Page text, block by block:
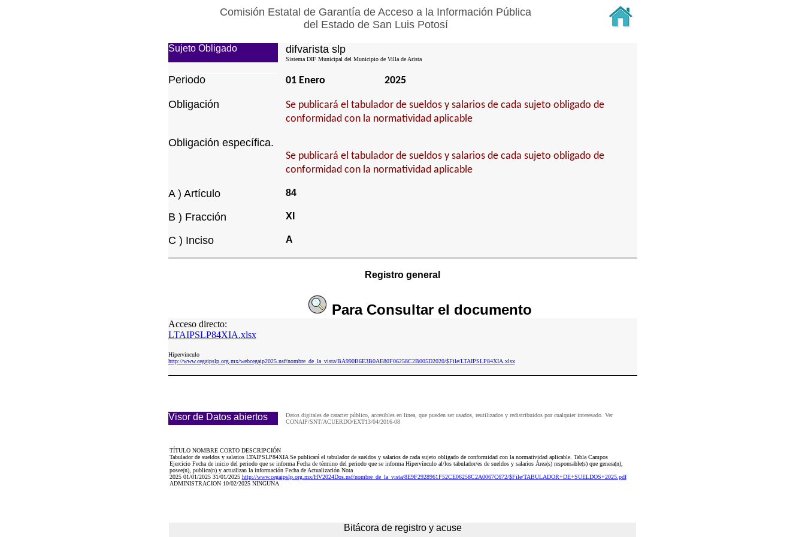
Comisión Estatal de Garantía de Acceso a la Información Pública
del Estado de San Luis Potosí
Sujeto Obligado difvarista slp
Sistema DIF Municipal del Municipio de Villa de Arista
Periodo 01 Enero 2025
Obligación
Se publicará el tabulador de sueldos y salarios de cada sujeto obligado de
conformidad con la normatividad aplicable
Obligación específica.
Se publicará el tabulador de sueldos y salarios de cada sujeto obligado de
conformidad con la normatividad aplicable
A ) Artículo 84
B ) Fracción XI
C ) Inciso A
Registro general
Para Consultarel documento
Acceso directo:
LTAIPSLP84XIA.xlsx
Hipervinculo
http://www.cegaipslp.org.mx/webcegaip2025.nsf/nombre_de_la_vista/BA990B6E3B0AE80F06258C2B005D2020/$File/LTAIPSLP84XIA.xlsx
Visor de Datos abiertos
Datos digitales de caracter público, accesibles en linea, que pueden ser usados, reutilizados y redistribuidos por cualquier interesado. Ver
CONAIP/SNT/ACUERDO/EXT13/04/2016-08
TÍTULO NOMBRE CORTO DESCRIPCIÓN
Tabulador de sueldos y salarios LTAIPSLP84XIA Se publicará el tabulador de sueldos y salarios de cada sujeto obligado de conformidad con la normatividad aplicable. Tabla Campos
Ejercicio Fecha de inicio del periodo que se informa Fecha de término del periodo que se informa Hipervínculo al/los tabulador/es de sueldos y salarios Área(s) responsable(s) que genera(n),
posee(n), publica(n) y actualizan la información Fecha de Actualización Nota
2025 01/01/2025 31/01/2025 http://www.cegaipslp.org.mx/HV2024Dos.nsf/nombre_de_la_vista/8E9F2928961F52CE06258C2A0067C672/$File/TABULADOR+DE+SUELDOS+2025.pdf
ADMINISTRACION 10/02/2025 NINGUNA
Bitácora de registro y acuse